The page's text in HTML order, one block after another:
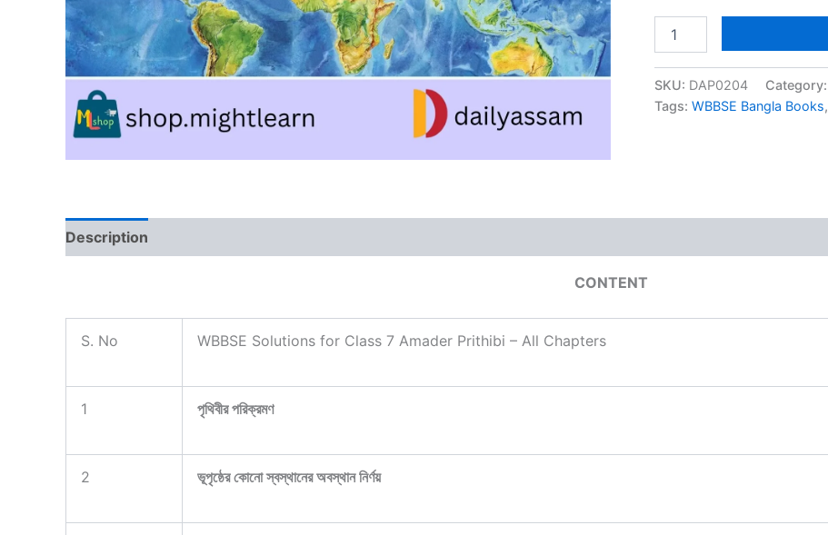
Class
Geography
Books
SKU: DAP0204 Category:
Tags: WBBSE Bangla Books,
Description
CONTENT
S. No WBBSE Solutions for Class 7 Amader Prithibi – All Chapters
1 পৃথিবীর পরিক্রমণ
2 ভূপৃষ্ঠের কোনো স্বস্থানের অবস্থান নির্ণয়